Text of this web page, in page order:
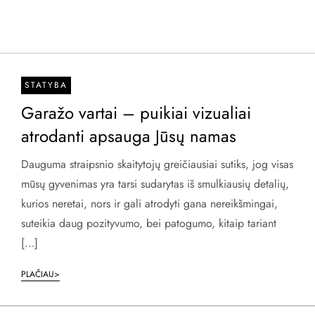
STATYBA
Garažo vartai – puikiai vizualiai
atrodanti apsauga Jūsų namas
Dauguma straipsnio skaitytojų greičiausiai sutiks, jog visas
mūsų gyvenimas yra tarsi sudarytas iš smulkiausių detalių,
kurios neretai, nors ir gali atrodyti gana nereikšmingai,
suteikia daug pozityvumo, bei patogumo, kitaip tariant
[…]
PLAČIAU>